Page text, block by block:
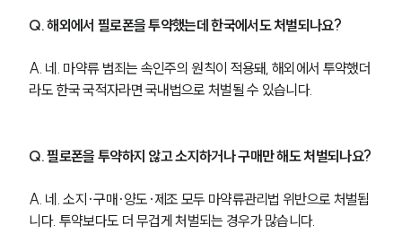
Q. 해외에서 필로폰을 투약했는데 한국에서도 처벌되나요?
A. 네. 마약류 범죄는 속인주의 원칙이 적용돼, 해외에서 투약했더
라도 한국 국적자라면 국내법으로 처벌될 수 있습니다.
Q. 필로폰을 투약하지 않고 소지하거나 구매만 해도 처벌되나요?
A. 네. 소지·구매·양도·제조 모두 마약류관리법 위반으로 처벌됩
니다. 투약보다도 더 무겁게 처벌되는 경우가 많습니다.